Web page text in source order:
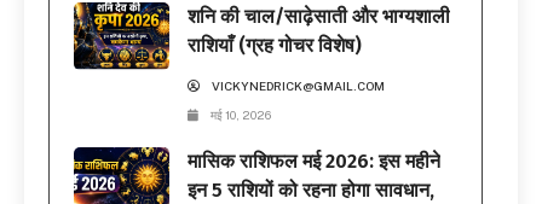
शनि की चाल/साढ़ेसाती और भाग्यशाली
राशियाँ (ग्रह गोचर विशेष)
VICKYNEDRICK@GMAIL.COM
मई 10, 2026
मासिक राशिफल मई 2026: इस महीने
इन 5 राशियों को रहना होगा सावधान,